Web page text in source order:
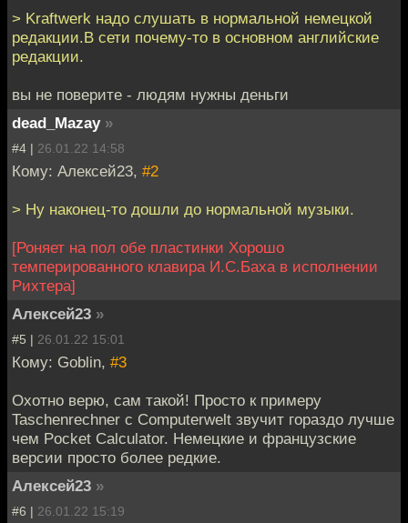
> Kraftwerk надо слушать в нормальной немецкой
редакции.В сети почему-то в основном английские
редакции.
вы не поверите - людям нужны деньги
dead_Mazay »
#4 | 26.01.22 14:58
Кому: Алексей23, #2
> Ну наконец-то дошли до нормальной музыки.
[Роняет на пол обе пластинки Хорошо
темперированного клавира И.С.Баха в исполнении
Рихтера]
Алексей23 »
#5 | 26.01.22 15:01
Кому: Goblin, #3
Охотно верю, сам такой! Просто к примеру
Taschenrechner с Computerwelt звучит гораздо лучше
чем Pocket Calculator. Немецкие и французские
версии просто более редкие.
Алексей23 »
#6 | 26.01.22 15:19